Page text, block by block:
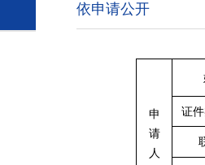
依申请公开
申
请
人
证